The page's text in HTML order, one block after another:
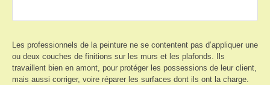
Les professionnels de la peinture ne se contentent pas d’appliquer une
ou deux couches de finitions sur les murs et les plafonds. Ils
travaillent bien en amont, pour protéger les possessions de leur client,
mais aussi corriger, voire réparer les surfaces dont ils ont la charge.